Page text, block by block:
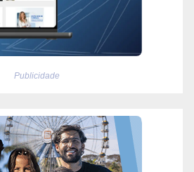
Publicidade